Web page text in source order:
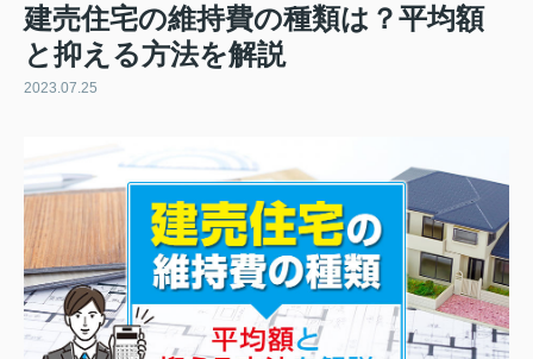
建売住宅の維持費の種類は？平均額
と抑える方法を解説
2023.07.25